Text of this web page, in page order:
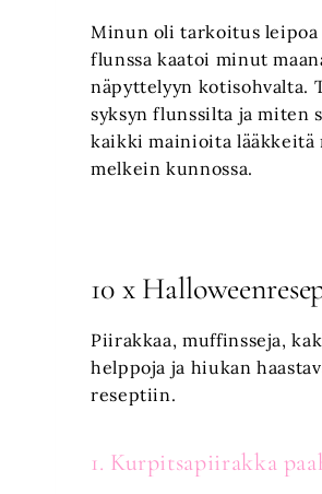
Minun oli tarkoitus
flunssa kaatoi minut
näpyttelyyn kotisohvalta.
syksyn flunssilta ja miten
kaikki mainioita lääkkeitä
melkein kunnossa.
10 x
Piirakkaa, muffinsseja,
helppoja ja hiukan
reseptiin.
1. Kurpitsapiirakka